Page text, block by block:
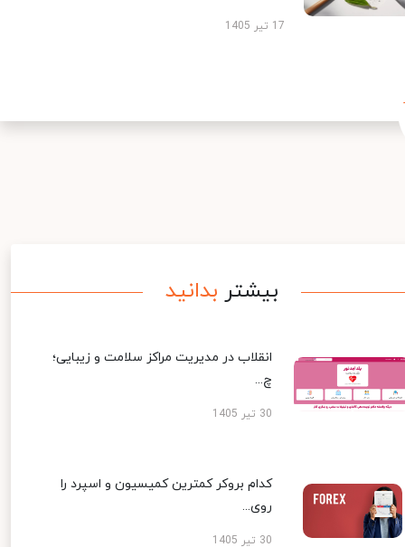
17 تیر 1405
بیشتر بدانید
انقلاب در مدیریت مراکز سلامت و زیبایی؛
چ...
30 تیر 1405
کدام بروکر کمترین کمیسیون و اسپرد را
روی...
30 تیر 1405